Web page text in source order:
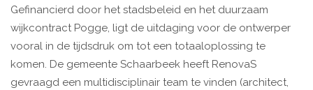
Gefinancierd door het stadsbeleid en het duurzaam
wijkcontract Pogge, ligt de uitdaging voor de ontwerper
vooral in de tijdsdruk om tot een totaaloplossing te
komen. De gemeente Schaarbeek heeft RenovaS
gevraagd een multidisciplinair team te vinden (architect,